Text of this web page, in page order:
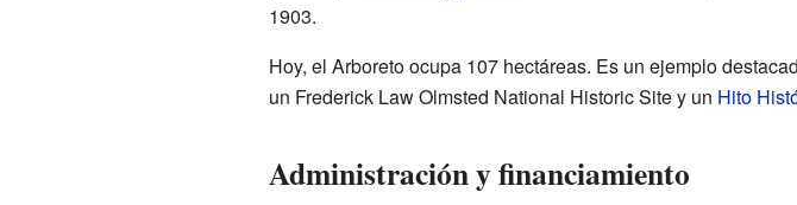
1903.
Hoy, el Arboreto ocupa 107 hectáreas. Es un ejemplo
un Frederick Law Olmsted National Historic Site y un Hito
Administración y financiamiento